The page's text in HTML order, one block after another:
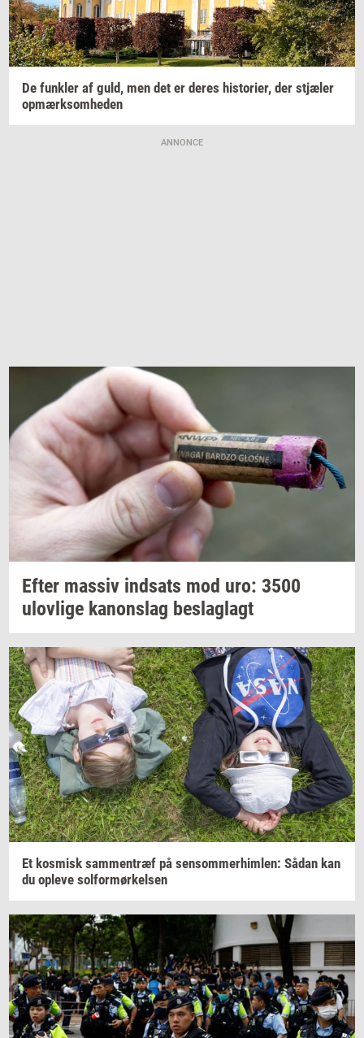
De funk­ler af guld, men det er deres hi­sto­ri­er, der stjæ­ler
op­mærk­som­he­den
ANNONCE
Efter mas­siv ind­sats mod uro: 3500
ulov­li­ge ka­nonslag be­slag­lagt
Et kos­misk sam­men­træf på sen­som­mer­him­len: Sådan kan
du op­le­ve sol­for­mør­kel­sen